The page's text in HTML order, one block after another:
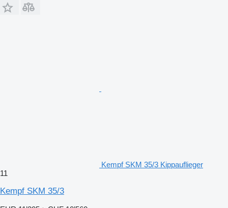
Kempf SKM 35/3 Kippauflieger
11
Kempf SKM 35/3